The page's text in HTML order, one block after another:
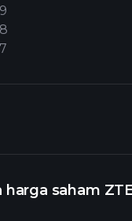
harga saham